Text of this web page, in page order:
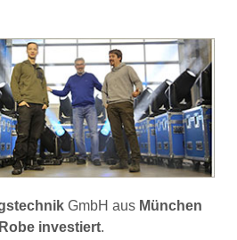
GmbH aus München
investiert.